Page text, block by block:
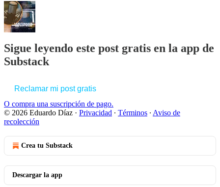
Sigue leyendo este post gratis en la app de
Substack
Reclamar mi post gratis
O compra una suscripción de pago.
© 2026 Eduardo Díaz · Privacidad ∙ Términos ∙ Aviso de
recolección
Crea tu Substack
Descargar la app